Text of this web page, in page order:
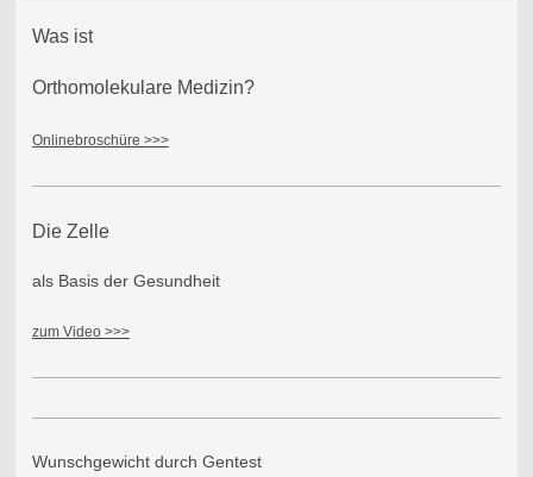
Was ist
Orthomolekulare Medizin?
Onlinebroschüre >>>
Die Zelle
als Basis der Gesundheit
zum Video >>>
Wunschgewicht durch Gentest